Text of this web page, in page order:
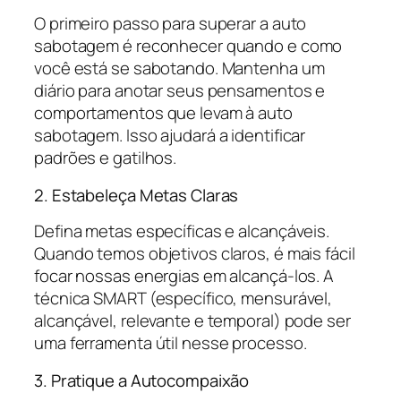
O primeiro passo para superar a auto
sabotagem é reconhecer quando e como
você está se sabotando. Mantenha um
diário para anotar seus pensamentos e
comportamentos que levam à auto
sabotagem. Isso ajudará a identificar
padrões e gatilhos.
2. Estabeleça Metas Claras
Defina metas específicas e alcançáveis.
Quando temos objetivos claros, é mais fácil
focar nossas energias em alcançá-los. A
técnica SMART (específico, mensurável,
alcançável, relevante e temporal) pode ser
uma ferramenta útil nesse processo.
3. Pratique a Autocompaixão